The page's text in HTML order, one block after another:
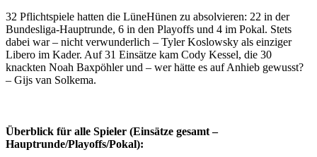
32 Pflichtspiele hatten die LüneHünen zu absolvieren: 22 in der
Bundesliga-Hauptrunde, 6 in den Playoffs und 4 im Pokal. Stets
dabei war – nicht verwunderlich – Tyler Koslowsky als einziger
Libero im Kader. Auf 31 Einsätze kam Cody Kessel, die 30
knackten Noah Baxpöhler und – wer hätte es auf Anhieb gewusst?
– Gijs van Solkema.
Überblick für alle Spieler (Einsätze gesamt –
Hauptrunde/Playoffs/Pokal):